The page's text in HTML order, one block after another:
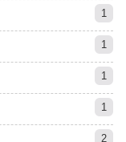
1
1
1
1
2